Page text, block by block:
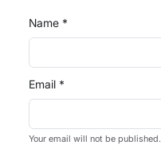
Name *
Email *
Your email will not be published.